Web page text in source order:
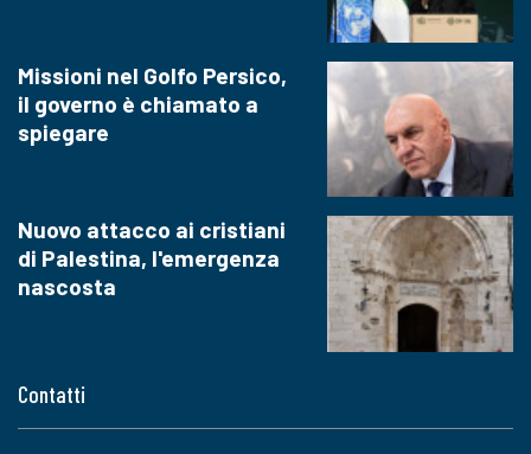
Contatti
Missioni nel Golfo Persico,
il governo è chiamato a
spiegare
Nuovo attacco ai cristiani
di Palestina, l'emergenza
nascosta